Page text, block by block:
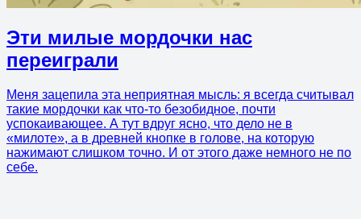
Эти милые мордочки нас
переиграли
Меня зацепила эта неприятная мысль: я всегда считывал
такие мордочки как что-то безобидное, почти
успокаивающее. А тут вдруг ясно, что дело не в
«милоте», а в древней кнопке в голове, на которую
нажимают слишком точно. И от этого даже немного не по
себе.